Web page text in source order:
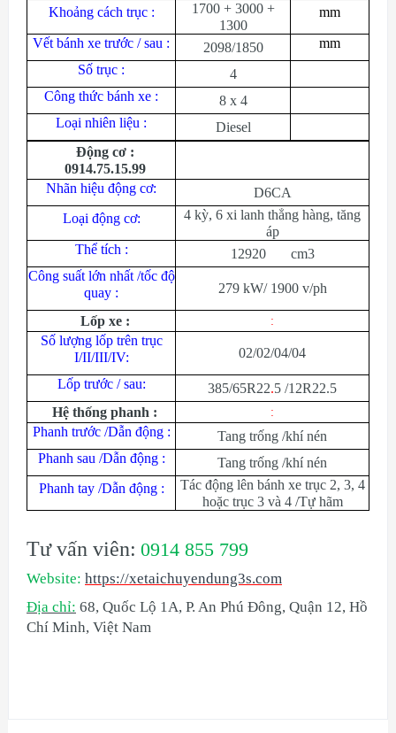
Khoảng cách trục :
1700 + 3000 +
1300
mm
Vết bánh xe trước / sau : 2098/1850
mm
Số trục :
4
Công thức bánh xe :
8 x 4
Loại nhiên liệu :
Diesel
Động cơ :
0914.75.15.99
Nhãn hiệu động cơ:
D6CA
Loại động cơ:
4 kỳ, 6 xi lanh thẳng hàng, tăng
áp
Thể tích :
12920 cm3
Công suất lớn nhất /tốc độ
quay :
279 kW/ 1900 v/ph
Lốp xe : :
Số lượng lốp trên trục
I/II/III/IV:
02/02/04/04
Lốp trước / sau: 385/65R22.5 /12R22.5
Hệ thống phanh :
:
Phanh trước /Dẫn động :
Tang trống /khí nén
Phanh sau /Dẫn động :
Tang trống /khí nén
Phanh tay /Dẫn động :
Tác động lên bánh xe trục 2, 3, 4
hoặc trục 3 và 4 /Tự hãm
Tư vấn viên: 0914 855 799
Website: https://xetaichuyendung3s.com
Địa chỉ: 68, Quốc Lộ 1A, P. An Phú Đông, Quận 12, Hồ
Chí Minh, Việt Nam